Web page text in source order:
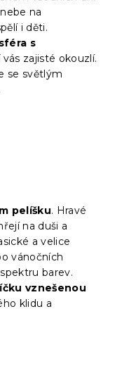
na
i děti.
s
vás zajisté okouzlí.
se světlým
pelíšku. Hravé
na duši a
a velice
vánočních
barev.
vznešenou
klidu a